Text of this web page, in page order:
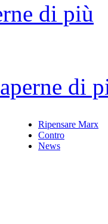
di più
di
Ripensare Marx
Contro
News